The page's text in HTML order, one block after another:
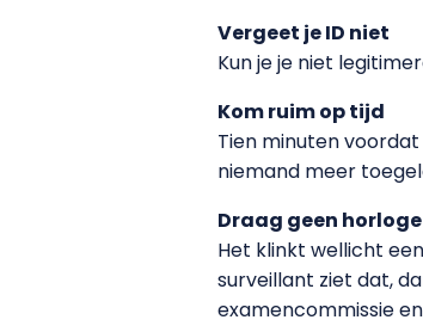
Vergeet je ID niet
Kun je je niet
Kom ruim op tijd
Tien minuten
niemand meer
Draag geen horloge
Het klinkt wellicht
surveillant ziet dat,
examencommissie